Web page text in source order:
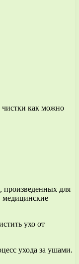
чистки как можно
произведенных для
медицинские
ухо от
ухода за ушами.